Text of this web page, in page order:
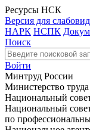
Ресурсы НСК
Версия для
НАРК НСПК
Поиск
Войти
Минтруд России
Министерство
Национальный
Национальный
по